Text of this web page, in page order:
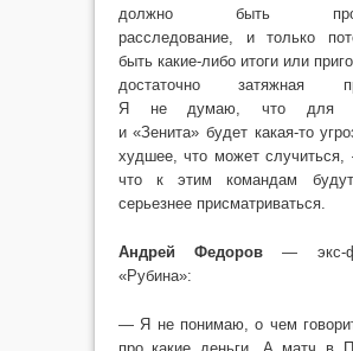
должно быть
расследование, и только
быть какие-либо итоги или
достаточно затяжная
Я не думаю, что для
и «Зенита» будет какая-то
худшее, что может случиться,
что к этим командам будут
серьезнее присматриваться.
Андрей Федоров — экс-
«Рубина»:
— Я не понимаю, о чем